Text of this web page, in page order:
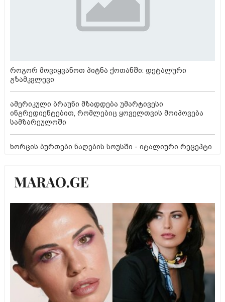
როგორ მოვიყვანოთ პიტნა ქოთანში: დეტალური
გზამკვლევი
ამერიკული ბრაუნი მზადდება უმარტივესი
ინგრედიენტებით, რომლებიც ყოველთვის მოიპოვება
სამზარეულოში
ხორცის ბურთები ნაღების სოუსში - იტალიური რეცეპტი